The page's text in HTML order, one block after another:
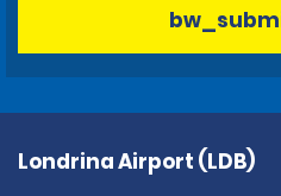
Londrina Airport (LDB)